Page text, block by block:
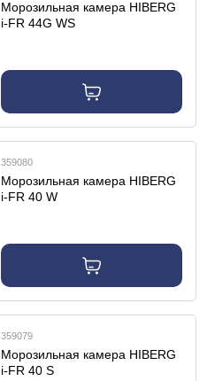
Морозильная камера HIBERG
i-FR 44G WS
359080
Морозильная камера HIBERG
i-FR 40 W
359079
Морозильная камера HIBERG
i-FR 40 S